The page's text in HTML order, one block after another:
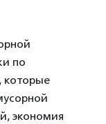
по
которые
экономия